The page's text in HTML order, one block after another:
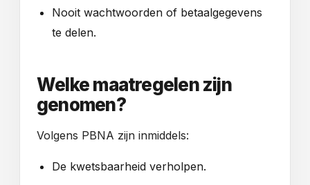
Nooit wachtwoorden of betaalgegevens
te delen.
Welke maatregelen zijn
genomen?
Volgens PBNA zijn inmiddels:
De kwetsbaarheid verholpen.